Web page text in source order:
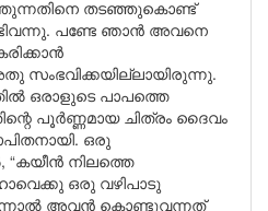
തടഞ്ഞുകൊണ്ട്
പണ്ടേ ഞാൻ അവനെ
സംഭവിക്കയില്ലായിരുന്നു.
ഒരാളുടെ പാപത്തെ
പൂർണ്ണമായ ചിത്രം ദൈവം
ഒരു
നിലത്തെ
ഒരു വഴിപാടു
അവൻ കൊണ്ടുവന്നത്